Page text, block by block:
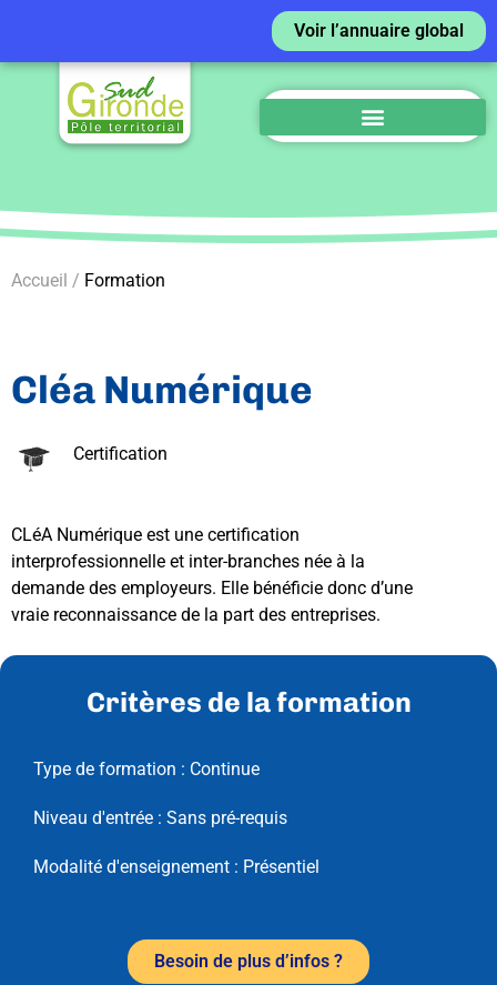
Voir l’annuaire global
Accueil / Formation
Cléa Numérique
Certification
CLéA Numérique est une certification
interprofessionnelle et inter-branches née à la
demande des employeurs. Elle bénéficie donc d’une
vraie reconnaissance de la part des entreprises.
Critères de la formation
Type de formation : Continue
Niveau d'entrée : Sans pré-requis
Modalité d'enseignement : Présentiel
Besoin de plus d’infos ?